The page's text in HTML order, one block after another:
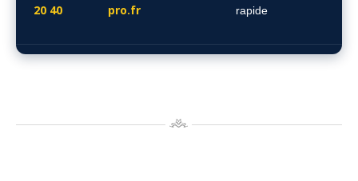
20 40
pro.fr
rapide